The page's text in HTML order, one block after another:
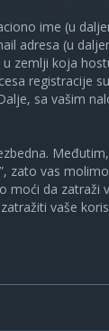
ime (u
adresa (u
zemlji koja
registracije
sa vašim
zato vas
da
vaše